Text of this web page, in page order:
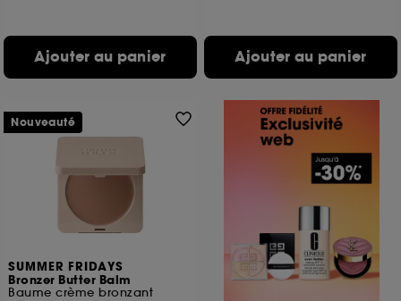
Ajouter au panier Ajouter au panier
SUMMER FRIDAYS
Bronzer Butter Balm
Baume crème bronzant
Nouveauté